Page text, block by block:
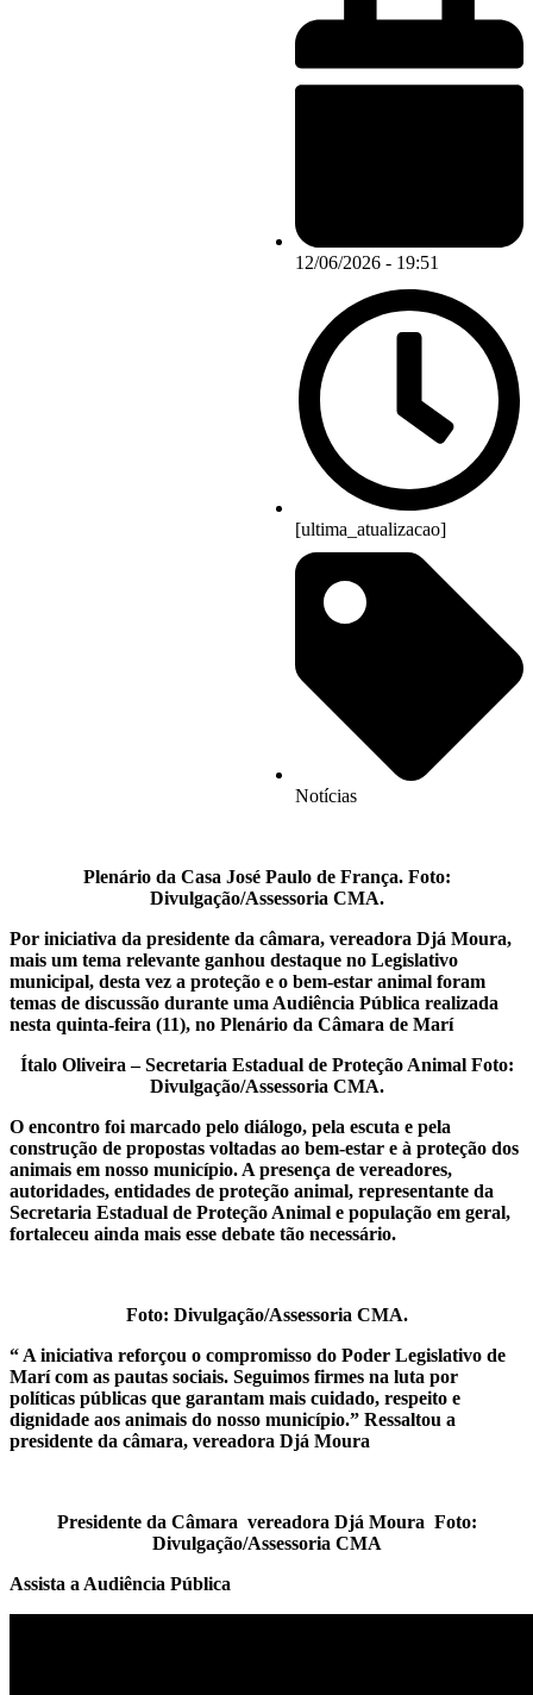
12/06/2026 - 19:51
[ultima_atualizacao]
Notícias
Plenário da Casa José Paulo de França. Foto:
Divulgação/Assessoria CMA.
Por iniciativa da presidente da câmara, vereadora Djá Moura,
mais um tema relevante ganhou destaque no Legislativo
municipal, desta vez a proteção e o bem-estar animal foram
temas de discussão durante uma Audiência Pública realizada
nesta quinta-feira (11), no Plenário da Câmara de Marí
Ítalo Oliveira – Secretaria Estadual de Proteção Animal Foto:
Divulgação/Assessoria CMA.
O encontro foi marcado pelo diálogo, pela escuta e pela
construção de propostas voltadas ao bem-estar e à proteção dos
animais em nosso município. A presença de vereadores,
autoridades, entidades de proteção animal, representante da
Secretaria Estadual de Proteção Animal e população em geral,
fortaleceu ainda mais esse debate tão necessário.
Foto: Divulgação/Assessoria CMA.
“ A iniciativa reforçou o compromisso do Poder Legislativo de
Marí com as pautas sociais. Seguimos firmes na luta por
políticas públicas que garantam mais cuidado, respeito e
dignidade aos animais do nosso município.” Ressaltou a
presidente da câmara, vereadora Djá Moura
Presidente da Câmara vereadora Djá Moura Foto:
Divulgação/Assessoria CMA
Assista a Audiência Pública